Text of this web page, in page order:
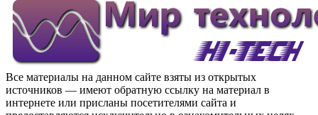
Все материалы на данном сайте взяты из открытых
источников — имеют обратную ссылку на материал в
интернете или присланы посетителями сайта и